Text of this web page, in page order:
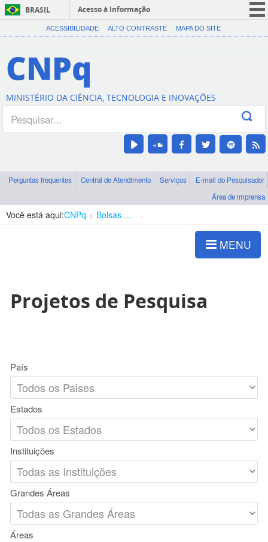
BRASIL
Acesso à informação
CORONAVÍRUS (COVID-19)
Canais
ACESSIBILIDADE ALTO CONTRASTE MAPA DO SITE
CNPq
MINISTÉRIO DA CIÊNCIA, TECNOLOGIA E INOVAÇÕES
Perguntas frequentes Central de Atendimento Serviços
E-mail do Pesquisador
Área de imprensa
Você está aqui:CNPq Bolsas e Auxílios Vigentes
MENU
Projetos de Pesquisa
País
Estados
Instituições
Grandes Áreas
Áreas